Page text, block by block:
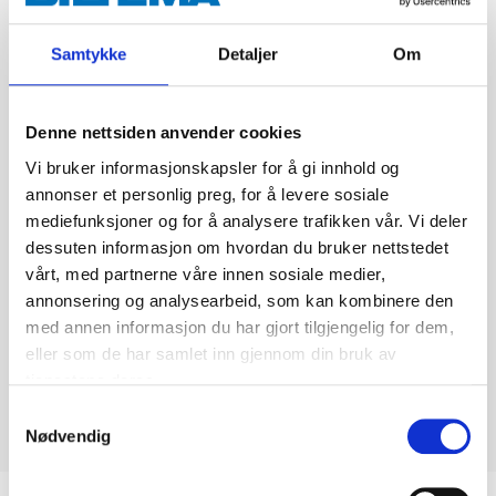
Samtykke Detaljer Om
Denne nettsiden anvender cookies
Vi bruker informasjonskapsler for å gi innhold og
annonser et personlig preg, for å levere sosiale
mediefunksjoner og for å analysere trafikken vår. Vi deler
dessuten informasjon om hvordan du bruker nettstedet
vårt, med partnerne våre innen sosiale medier,
annonsering og analysearbeid, som kan kombinere den
med annen informasjon du har gjort tilgjengelig for dem,
eller som de har samlet inn gjennom din bruk av
Nødvendig